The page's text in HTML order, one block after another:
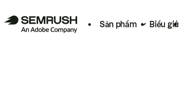
Sản phẩm Biểu giá